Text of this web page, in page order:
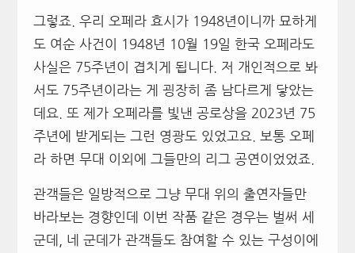
그렇죠. 우리 오페라 효시가 1948년이니까 묘하게
도 여순 사건이 1948년 10월 19일 한국 오페라도
사실은 75주년이 겹치게 됩니다. 저 개인적으로 봐
서도 75주년이라는 게 굉장히 좀 남다르게 닿았는
데요. 또 제가 오페라를 빛낸 공로상을 2023년 75
주년에 받게되는 그런 영광도 있었고요. 보통 오페
라 하면 무대 이외에 그들만의 리그 공연이었었죠.
관객들은 일방적으로 그냥 무대 위의 출연자들만
바라보는 경향인데 이번 작품 같은 경우는 벌써 세
군데, 네 군데가 관객들도 참여할 수 있는 구성이에